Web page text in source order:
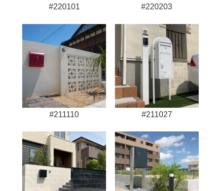
#220101 #220203
#211110 #211027